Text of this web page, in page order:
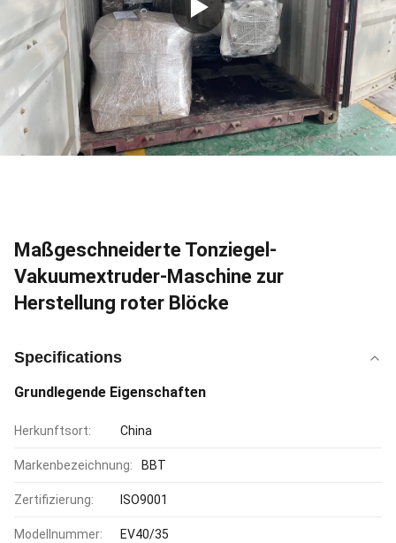
Maßgeschneiderte Tonziegel-
Vakuumextruder-Maschine zur
Herstellung roter Blöcke
Specifications
Grundlegende Eigenschaften
Herkunftsort: China
Markenbezeichnung: BBT
Zertifizierung: ISO9001
Modellnummer: EV40/35